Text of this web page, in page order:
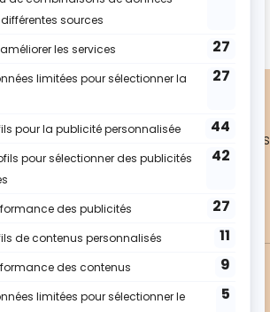
pour rester au courant de mes
nouveautés.
Les données collectées seront
à notrepolitique de